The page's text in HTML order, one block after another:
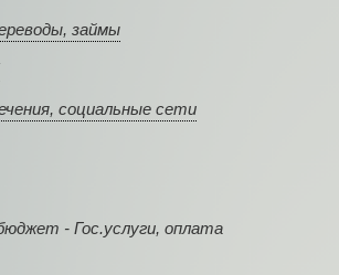
займы
социальные сети
- Гос.услуги, оплата